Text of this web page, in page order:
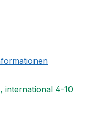
international 4-10